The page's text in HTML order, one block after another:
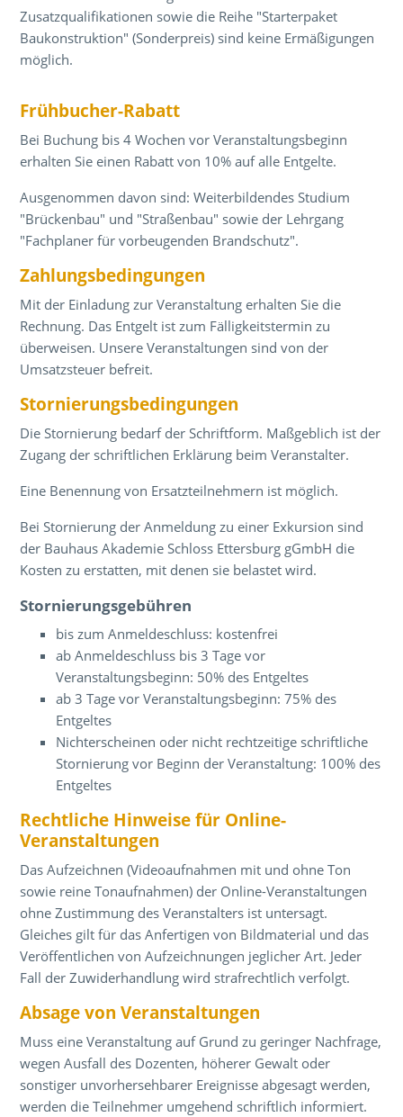
Zusatzqualifikationen sowie die Reihe "Starterpaket
Baukonstruktion" (Sonderpreis) sind keine Ermäßigungen
möglich.
Frühbucher-Rabatt
Bei Buchung bis 4 Wochen vor Veranstaltungsbeginn
erhalten Sie einen Rabatt von 10% auf alle Entgelte.
Ausgenommen davon sind: Weiterbildendes Studium
"Brückenbau" und "Straßenbau" sowie der Lehrgang
"Fachplaner für vorbeugenden Brandschutz".
Zahlungsbedingungen
Mit der Einladung zur Veranstaltung erhalten Sie die
Rechnung. Das Entgelt ist zum Fälligkeitstermin zu
überweisen. Unsere Veranstaltungen sind von der
Umsatzsteuer befreit.
Stornierungsbedingungen
Die Stornierung bedarf der Schriftform. Maßgeblich ist der
Zugang der schriftlichen Erklärung beim Veranstalter.
Eine Benennung von Ersatzteilnehmern ist möglich.
Bei Stornierung der Anmeldung zu einer Exkursion sind
der Bauhaus Akademie Schloss Ettersburg gGmbH die
Kosten zu erstatten, mit denen sie belastet wird.
Stornierungsgebühren
bis zum Anmeldeschluss: kostenfrei
ab Anmeldeschluss bis 3 Tage vor
Veranstaltungsbeginn: 50% des Entgeltes
ab 3 Tage vor Veranstaltungsbeginn: 75% des
Entgeltes
Nichterscheinen oder nicht rechtzeitige schriftliche
Stornierung vor Beginn der Veranstaltung: 100% des
Entgeltes
Rechtliche Hinweise für Online-
Veranstaltungen
Das Aufzeichnen (Videoaufnahmen mit und ohne Ton
sowie reine Tonaufnahmen) der Online-Veranstaltungen
ohne Zustimmung des Veranstalters ist untersagt.
Gleiches gilt für das Anfertigen von Bildmaterial und das
Veröffentlichen von Aufzeichnungen jeglicher Art. Jeder
Fall der Zuwiderhandlung wird strafrechtlich verfolgt.
Absage von Veranstaltungen
Muss eine Veranstaltung auf Grund zu geringer Nachfrage,
wegen Ausfall des Dozenten, höherer Gewalt oder
sonstiger unvorhersehbarer Ereignisse abgesagt werden,
werden die Teilnehmer umgehend schriftlich informiert.